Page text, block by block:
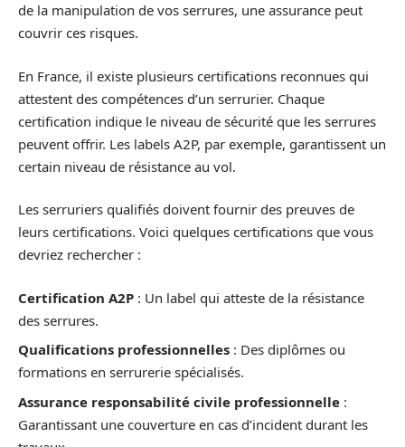
de la manipulation de vos serrures, une assurance peut
couvrir ces risques.
En France, il existe plusieurs certifications reconnues qui
attestent des compétences d’un serrurier. Chaque
certification indique le niveau de sécurité que les serrures
peuvent offrir. Les labels A2P, par exemple, garantissent un
certain niveau de résistance au vol.
Les serruriers qualifiés doivent fournir des preuves de
leurs certifications. Voici quelques certifications que vous
devriez rechercher :
Certification A2P : Un label qui atteste de la résistance
des serrures.
Qualifications professionnelles : Des diplômes ou
formations en serrurerie spécialisés.
Assurance responsabilité civile professionnelle :
Garantissant une couverture en cas d’incident durant les